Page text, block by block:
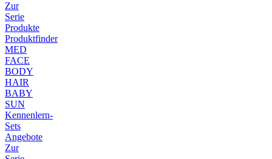
Zur
Serie
Produkte
Produktfinder
MED
FACE
BODY
HAIR
BABY
SUN
Kennenlern-
Sets
Angebote
Zur